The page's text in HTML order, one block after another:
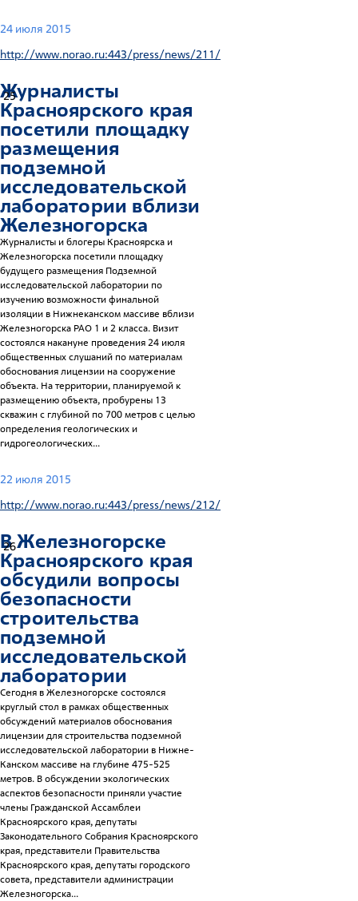
24 июля 2015
http://www.norao.ru:443/press/news/211/
25
Журналисты
Красноярского края
посетили площадку
размещения
подземной
исследовательской
лаборатории вблизи
Железногорска
Журналисты и блогеры Красноярска и
Железногорска посетили площадку
будущего размещения Подземной
исследовательской лаборатории по
изучению возможности финальной
изоляции в Нижнеканском массиве вблизи
Железногорска РАО 1 и 2 класса. Визит
состоялся накануне проведения 24 июля
общественных слушаний по материалам
обоснования лицензии на сооружение
объекта. На территории, планируемой к
размещению объекта, пробурены 13
скважин с глубиной по 700 метров с целью
определения геологических и
гидрогеологических...
22 июля 2015
http://www.norao.ru:443/press/news/212/
26
В Железногорске
Красноярского края
обсудили вопросы
безопасности
строительства
подземной
исследовательской
лаборатории
Сегодня в Железногорске состоялся
круглый стол в рамках общественных
обсуждений материалов обоснования
лицензии для строительства подземной
исследовательской лаборатории в Нижне-
Канском массиве на глубине 475-525
метров. В обсуждении экологических
аспектов безопасности приняли участие
члены Гражданской Ассамблеи
Красноярского края, депутаты
Законодательного Собрания Красноярского
края, представители Правительства
Красноярского края, депутаты городского
совета, представители администрации
Железногорска...